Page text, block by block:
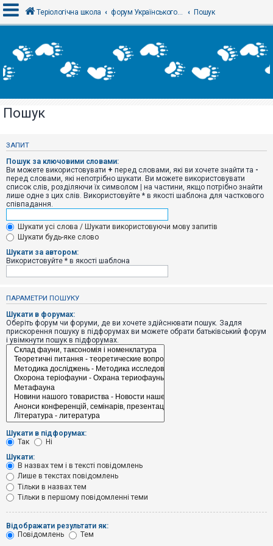
х
і
Р
с
р
а
ц
і
я
Т
е
м
и
б
і
п
о
в
і
д
в
н
т
е
м
и
о
ш
Теріологічна школа форум Українського теріологічного товариства Пошук
Пошук
ЗАПИТ
Пошук за ключовими словами:
Ви можете використовувати + перед словами, які ви хочете знайти та -
перед словами, які непотрібно шукати. Ви можете використовувати
список слів, розділяючи їх символом | на частини, якщо потрібно знайти
лише одне з цих слів. Використовуйте * в якості шаблона для часткового
співпадання.
Шукати усі слова / Шукати використовуючи мову запитів
Шукати будь-яке слово
Шукати за автором:
Використовуйте * в якості шаблона
ПАРАМЕТРИ ПОШУКУ
Шукати в форумах:
Оберіть форум чи форуми, де ви хочете здійснювати пошук. Задля
прискорення пошуку в підфорумах ви можете обрати батьківський форум
і увімкнути пошук в підфорумах.
Шукати в підфорумах:
Так
Ні
Шукати:
В назвах тем і в тексті повідомлень
Лише в текстах повідомлень
Тільки в назвах тем
Тільки в першому повідомленні теми
Відображати результати як:
Повідомлень
Тем